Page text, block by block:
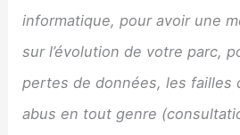
informatique, pour avoir une
sur l’évolution de votre parc,
pertes de données, les failles
abus en tout genre